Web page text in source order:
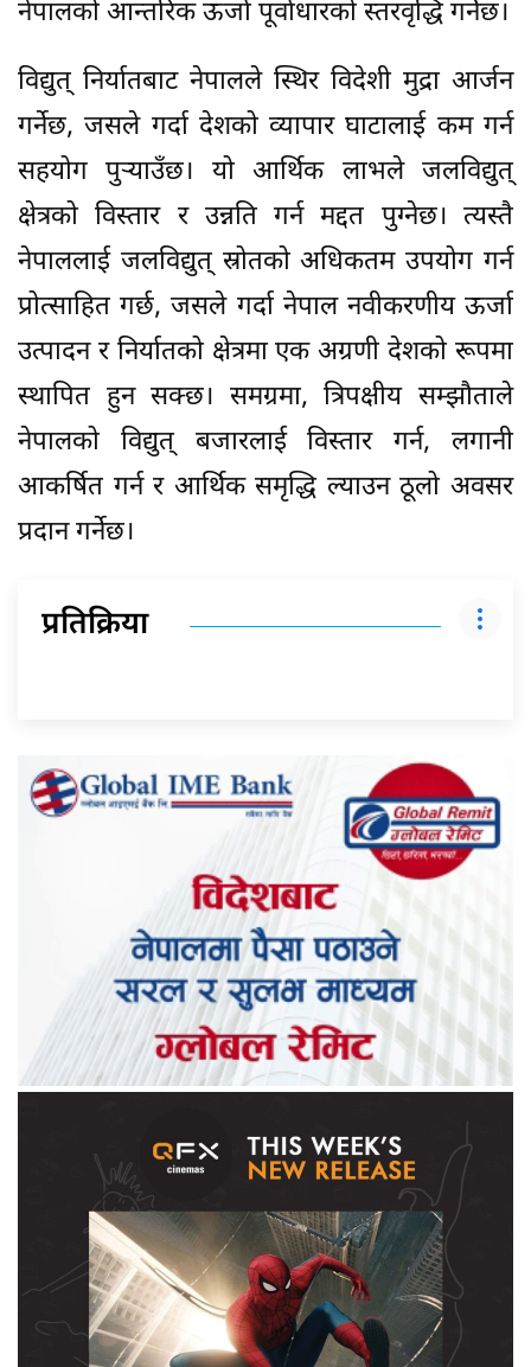
नेपालको आन्तरिक ऊर्जा पूर्वाधारको स्तरवृद्धि गर्नेछ।
विद्युत् निर्यातबाट नेपालले स्थिर विदेशी मुद्रा आर्जन
गर्नेछ, जसले गर्दा देशको व्यापार घाटालाई कम गर्न
सहयोग पुर्‍याउँछ। यो आर्थिक लाभले जलविद्युत्
क्षेत्रको विस्तार र उन्नति गर्न मद्दत पुग्नेछ। त्यस्तै
नेपाललाई जलविद्युत् स्रोतको अधिकतम उपयोग गर्न
प्रोत्साहित गर्छ, जसले गर्दा नेपाल नवीकरणीय ऊर्जा
उत्पादन र निर्यातको क्षेत्रमा एक अग्रणी देशको रूपमा
स्थापित हुन सक्छ। समग्रमा, त्रिपक्षीय सम्झौताले
नेपालको विद्युत् बजारलाई विस्तार गर्न, लगानी
आकर्षित गर्न र आर्थिक समृद्धि ल्याउन ठूलो अवसर
प्रदान गर्नेछ।
प्रतिक्रिया